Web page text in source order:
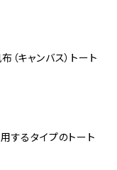
（キャンバス）トート
するタイプのトート